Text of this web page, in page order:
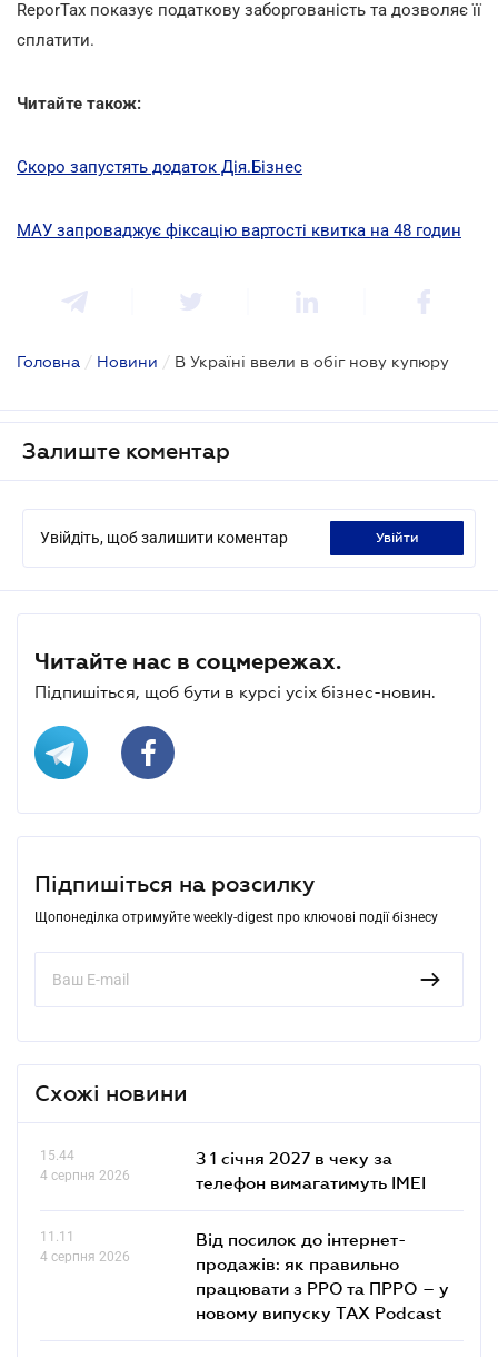
ReporTax показує податкову заборгованість та дозволяє її
cплатити.
Читайте також:
Скоро запустять додаток Дія.Бізнес
МАУ запроваджує фіксацію вартості квитка на 48 годин
Головна / Новини / В Україні ввели в обіг нову купюру
Залиште коментар
Увійдіть, щоб залишити коментар увійти
Читайте нас в соцмережах.
Підпишіться, щоб бути в курсі усіх бізнес-новин.
Підпишіться на розсилку
Щопонеділка отримуйте weekly-digest про ключові події бізнесу
Схожі новини
15.44
4 серпня 2026
З 1 січня 2027 в чеку за
телефон вимагатимуть IMEI
11.11
4 серпня 2026
Від посилок до інтернет-
продажів: як правильно
працювати з РРО та ПРРО – у
новому випуску TAX Podcast